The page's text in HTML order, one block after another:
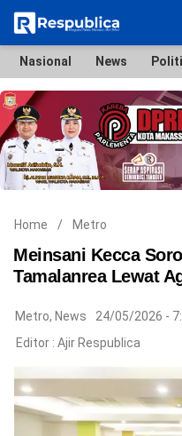
Nasional
News
Politik
Hukum
Metro
Daerah
Ekonomi & Bisnis
Lifestyle
Otomotif
Bola & Sport
Edukasi
Tokoh
Hiburan
©
Copyright
2026
Respublica
Right
Reserved
Nasional News
Home / Metro
Meinsani Kecca
Tamalanrea Lewat
Metro, News
24/05/2026 -
Editor : Ajir Respublica